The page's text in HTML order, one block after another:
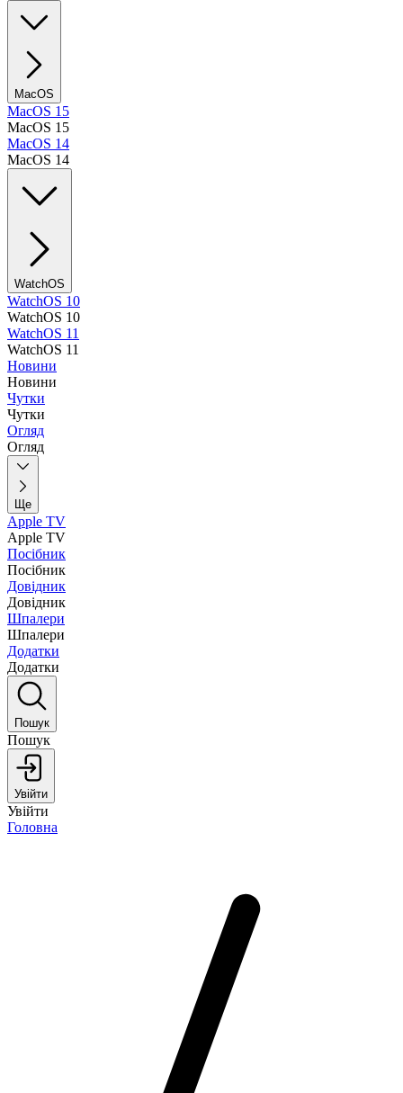
MacOS
MacOS 15
MacOS 15
MacOS 14
MacOS 14
WatchOS
WatchOS 10
WatchOS 10
WatchOS 11
WatchOS 11
Новини
Новини
Чутки
Чутки
Огляд
Огляд
Ще
Apple TV
Apple TV
Посібник
Посібник
Довідник
Довідник
Шпалери
Шпалери
Додатки
Додатки
Пошук
Пошук
Увійти
Увійти
Головна